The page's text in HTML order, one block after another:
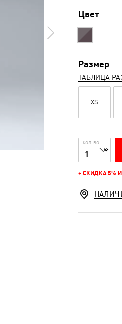
Цвет
Размер
ТАБЛИЦА
XS
КОЛ-ВО
+ СКИДКА 5%